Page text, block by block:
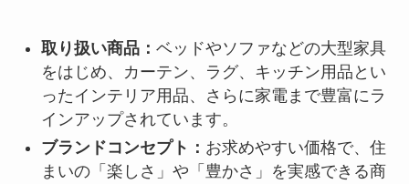
取り扱い商品： ベッドやソファなどの大型家具
をはじめ、カーテン、ラグ、キッチン用品とい
ったインテリア用品、さらに家電まで豊富にラ
インアップされています。
ブランドコンセプト： お求めやすい価格で、住
まいの「楽しさ」や「豊かさ」を実感できる商